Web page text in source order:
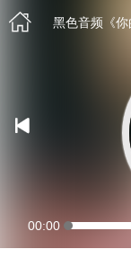
 黑色音频《

00:00